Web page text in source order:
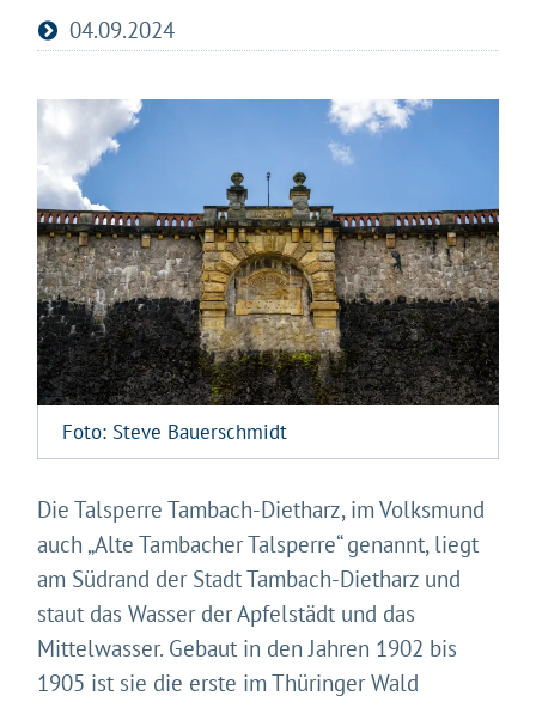
04.09.2024
Foto: Steve Bauerschmidt
Die Talsperre Tambach-Dietharz, im Volksmund
auch „Alte Tambacher Talsperre“ genannt, liegt
am Südrand der Stadt Tambach-Dietharz und
staut das Wasser der Apfelstädt und das
Mittelwasser. Gebaut in den Jahren 1902 bis
1905 ist sie die erste im Thüringer Wald